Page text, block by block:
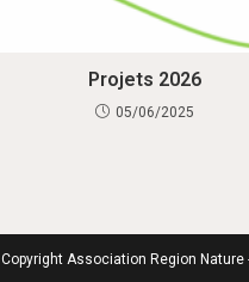
Projets 2026
05/06/2025
Copyright Association Region Nature